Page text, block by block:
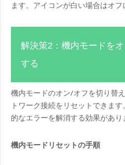
ます。アイコンが白い場合はオフ
解決策2：機内モードを
する
機内モードのオン/オフを切り替
トワーク接続をリセットできま
的なエラーを解消する効果があり
機内モードリセットの手順